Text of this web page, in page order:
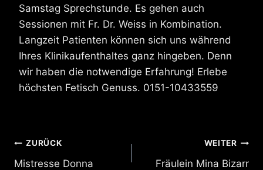
Samstag Sprechstunde. Es gehen auch
Sessionen mit Fr. Dr. Weiss in Kombination.
Langzeit Patienten können sich uns während
Ihres Klinikaufenthaltes ganz hingeben. Denn
wir haben die notwendige Erfahrung! Erlebe
höchsten Fetisch Genuss. 0151-10433559
Beitragsnavigation
ZURÜCK
Mistresse Donna
WEITER
Fräulein Mina Bizarr